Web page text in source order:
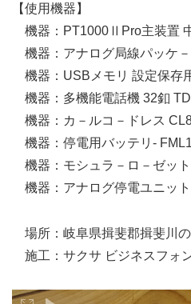
【使用機器】
機器：PT1000ⅡPro主装置
機器：アナログ局線パッケ
機器：USBメモリ 設定保存
機器：多機能電話機 32釦
機器：カ－ルコ－ドレス
機器：停電用バッテリ-
機器：モシュラ－ロ－ゼッ
機器：アナログ停電ユニッ
場所：岐阜県揖斐郡揖斐川
施工：サクサ ビジネスフォ